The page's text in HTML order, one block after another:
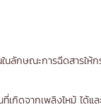
กษณะการฉีดสารให้ก
ที่เกิดจากเพลิงไหม้ ไ